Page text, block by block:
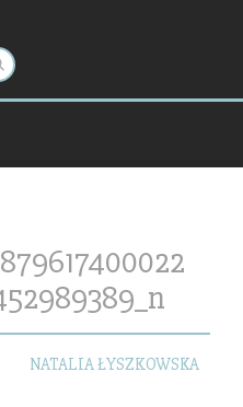
NATALIA ŁYSZKOWSKA